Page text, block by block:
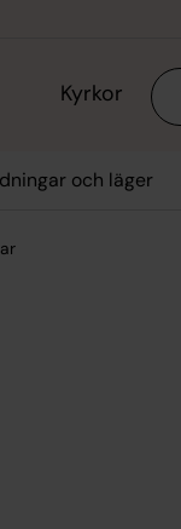
Kyrkor Sök
och läger